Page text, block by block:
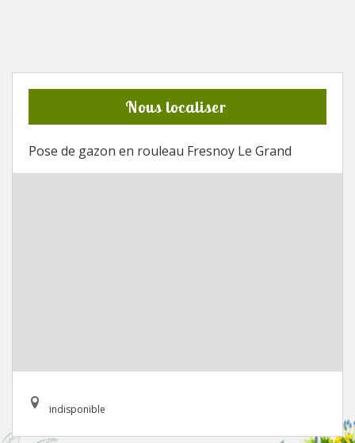
Nous localiser
Pose de gazon en rouleau Fresnoy Le Grand
indisponible